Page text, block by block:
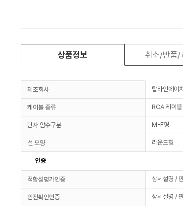
상품정보 취소/반품/
제조회사 탑라인에이
케이블 종류 RCA 케이블
단자 암수구분 M-F형
선 모양 라운드형
인증
적합성평가인증 상세설명 /
안전확인인증 상세설명 /